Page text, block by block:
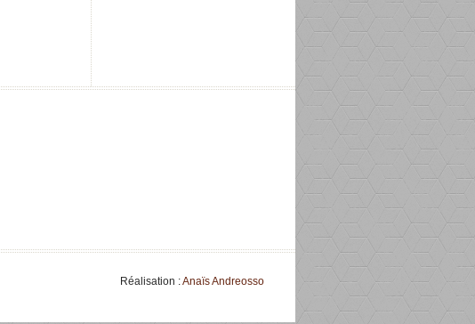
Réalisation :Anaïs Andreosso